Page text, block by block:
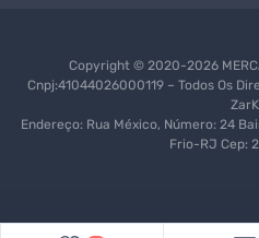
Copyright © 2020-2026
Cnpj:41044026000119 – Todos Os
ZarK
Endereço: Rua México, Número: 24
Frio-RJ Cep: